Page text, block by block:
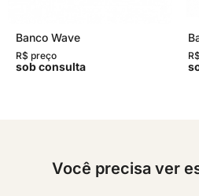
Banco Wave
R$ preço
sob consulta
Você precisa ver